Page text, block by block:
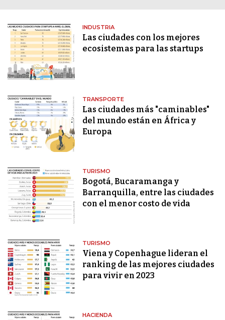
INDUSTRIA
Las ciudades con los mejores
ecosistemas para las startups
TRANSPORTE
Las ciudades más "caminables"
del mundo están en África y
Europa
TURISMO
Bogotá, Bucaramanga y
Barranquilla, entre las ciudades
con el menor costo de vida
TURISMO
Viena y Copenhague lideran el
ranking de las mejores ciudades
para vivir en 2023
HACIENDA